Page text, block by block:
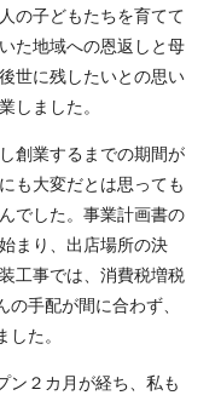
の子どもたちを育てて
た地域への恩返しと母
世に残したいとの思い
しました。
創業するまでの期間が
も大変だとは思っても
でした。事業計画書の
まり、出店場所の決
工事では、消費税増税
手配が間に合わず、
た。
２カ月が経ち、私も